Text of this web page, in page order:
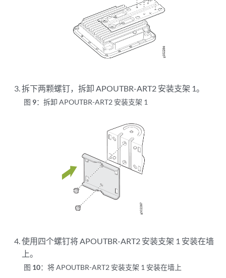
拆下两颗螺钉，拆卸 APOUTBR-ART2 安装支架 1。
图 9：拆卸 APOUTBR-ART2 安装支架 1
使用四个螺钉将 APOUTBR-ART2 安装支架 1 安装在墙
上。
图 10：将 APOUTBR-ART2 安装支架 1 安装在墙上